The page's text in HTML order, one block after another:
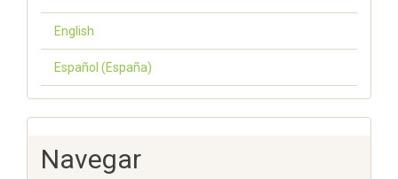
English
Español (España)
Navegar